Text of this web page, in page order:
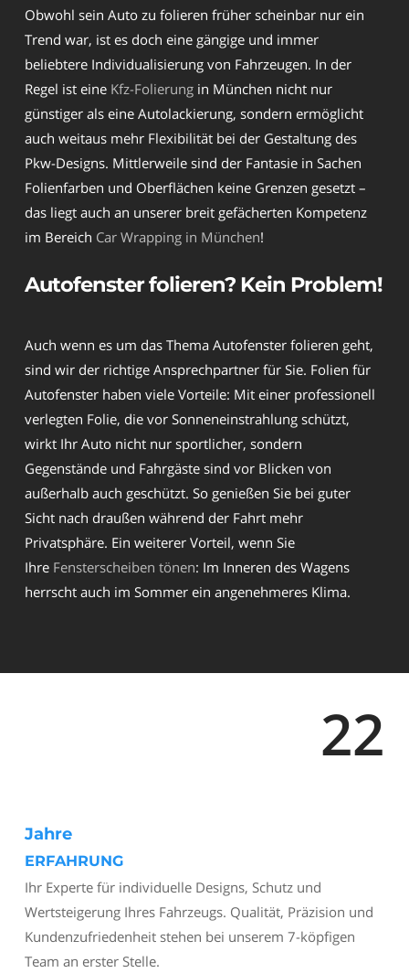
Obwohl sein Auto zu folieren früher scheinbar nur ein
Trend war, ist es doch eine gängige und immer
beliebtere Individualisierung von Fahrzeugen. In der
Regel ist eine Kfz-Folierung in München nicht nur
günstiger als eine Autolackierung, sondern ermöglicht
auch weitaus mehr Flexibilität bei der Gestaltung des
Pkw-Designs. Mittlerweile sind der Fantasie in Sachen
Folienfarben und Oberflächen keine Grenzen gesetzt –
das liegt auch an unserer breit gefächerten Kompetenz
im Bereich Car Wrapping in München!
Autofenster folieren? Kein Problem!
Auch wenn es um das Thema Autofenster folieren geht,
sind wir der richtige Ansprechpartner für Sie. Folien für
Autofenster haben viele Vorteile: Mit einer professionell
verlegten Folie, die vor Sonneneinstrahlung schützt,
wirkt Ihr Auto nicht nur sportlicher, sondern
Gegenstände und Fahrgäste sind vor Blicken von
außerhalb auch geschützt. So genießen Sie bei guter
Sicht nach draußen während der Fahrt mehr
Privatsphäre. Ein weiterer Vorteil, wenn Sie
Ihre Fensterscheiben tönen: Im Inneren des Wagens
herrscht auch im Sommer ein angenehmeres Klima.
22
Jahre
ERFAHRUNG
Ihr Experte für individuelle Designs, Schutz und
Wertsteigerung Ihres Fahrzeugs. Qualität, Präzision und
Kundenzufriedenheit stehen bei unserem 7-köpfigen
Team an erster Stelle.